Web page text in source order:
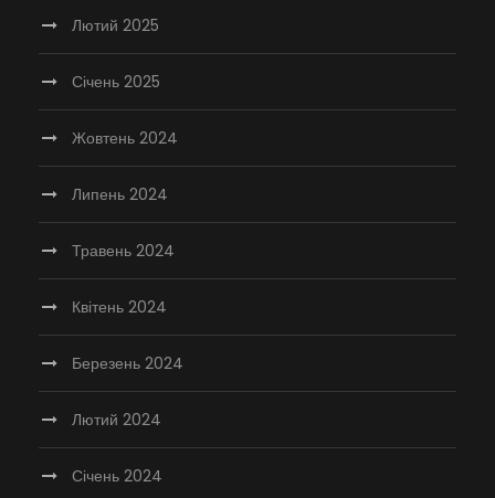
Лютий 2025
Січень 2025
Жовтень 2024
Липень 2024
Травень 2024
Квітень 2024
Березень 2024
Лютий 2024
Січень 2024